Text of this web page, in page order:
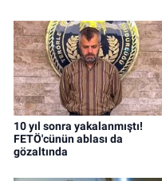
10 yıl sonra yakalanmıştı!
FETÖ'cünün ablası da
gözaltında